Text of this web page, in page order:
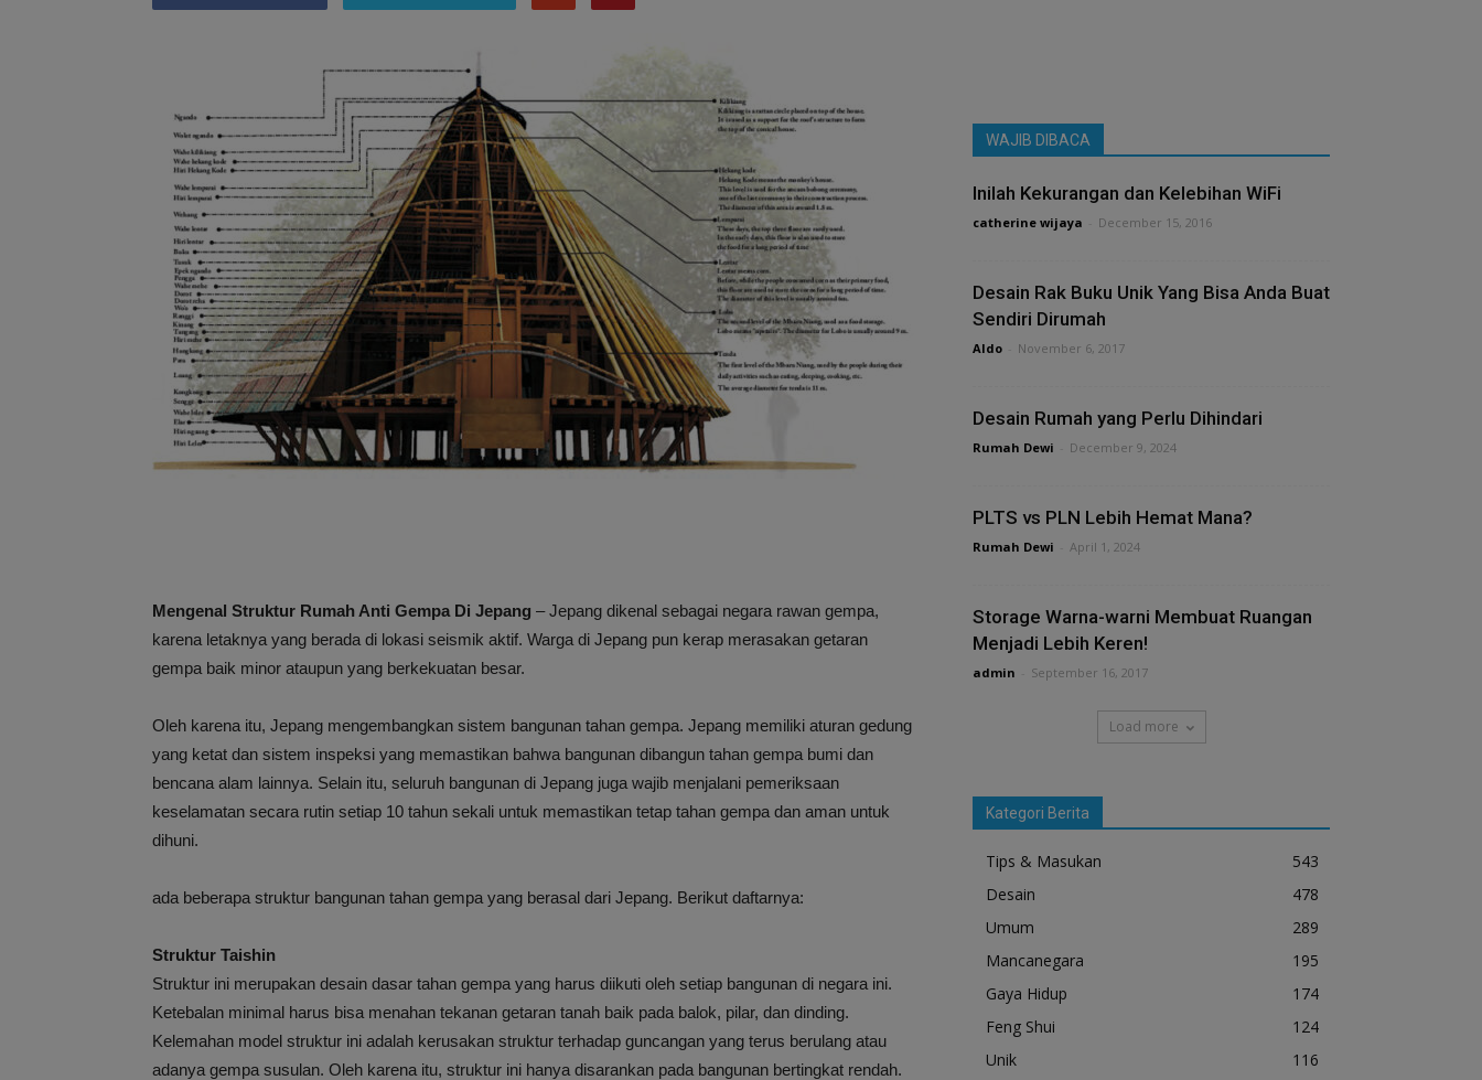
Mengenal Struktur Rumah Anti Gempa Di Jepang – Jepang dikenal sebagai negara rawan gempa,
karena letaknya yang berada di lokasi seismik aktif. Warga di Jepang pun kerap merasakan getaran
gempa baik minor ataupun yang berkekuatan besar.
Oleh karena itu, Jepang mengembangkan sistem bangunan tahan gempa. Jepang memiliki aturan gedung
yang ketat dan sistem inspeksi yang memastikan bahwa bangunan dibangun tahan gempa bumi dan
bencana alam lainnya. Selain itu, seluruh bangunan di Jepang juga wajib menjalani pemeriksaan
keselamatan secara rutin setiap 10 tahun sekali untuk memastikan tetap tahan gempa dan aman untuk
dihuni.
ada beberapa struktur bangunan tahan gempa yang berasal dari Jepang. Berikut daftarnya:
Struktur Taishin
Struktur ini merupakan desain dasar tahan gempa yang harus diikuti oleh setiap bangunan di negara ini.
Ketebalan minimal harus bisa menahan tekanan getaran tanah baik pada balok, pilar, dan dinding.
Kelemahan model struktur ini adalah kerusakan struktur terhadap guncangan yang terus berulang atau
adanya gempa susulan. Oleh karena itu, struktur ini hanya disarankan pada bangunan bertingkat rendah.
WAJIB DIBACA
Inilah Kekurangan dan Kelebihan WiFi
catherine wijaya December 15, 2016
Desain Rak Buku Unik Yang Bisa Anda Buat
Sendiri Dirumah
Aldo November 6, 2017
Desain Rumah yang Perlu Dihindari
Rumah Dewi December 9, 2024
PLTS vs PLN Lebih Hemat Mana?
Rumah Dewi April 1, 2024
Storage Warna-warni Membuat Ruangan
Menjadi Lebih Keren!
admin September 16, 2017
Load more
Kategori Berita
Tips & Masukan
543
Desain
478
Umum
289
Mancanegara
195
Gaya Hidup
174
Feng Shui
124
Unik
116